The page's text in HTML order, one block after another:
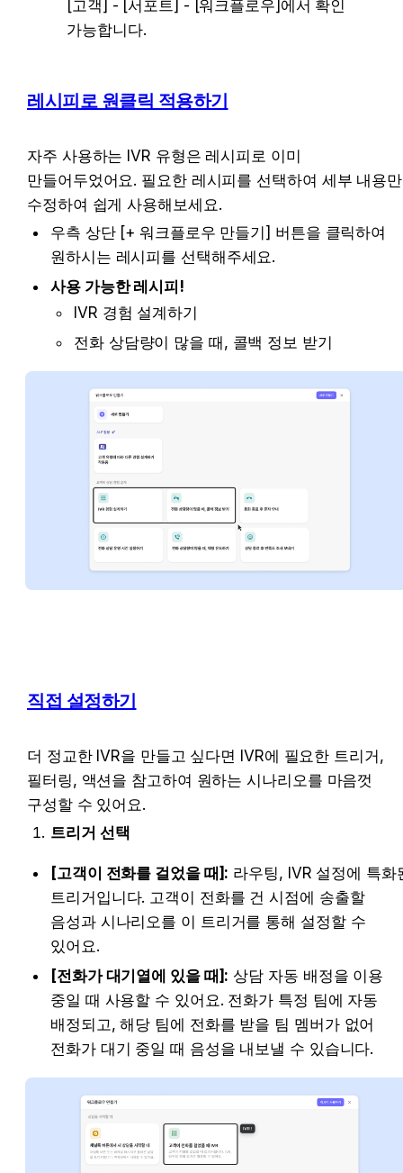
[고객] - [서포트] - [워크플로우]에서 확인
가능합니다.
레시피로 원클릭 적용하기
자주 사용하는 IVR 유형은 레시피로 이미
만들어두었어요. 필요한 레시피를 선택하여 세부 내용만
수정하여 쉽게 사용해보세요.
우측 상단 [+ 워크플로우 만들기] 버튼을 클릭하여
원하시는 레시피를 선택해주세요.
사용 가능한 레시피!
IVR 경험 설계하기
전화 상담량이 많을 때, 콜백 정보 받기
직접 설정하기
더 정교한 IVR을 만들고 싶다면 IVR에 필요한 트리거,
필터링, 액션을 참고하여 원하는 시나리오를 마음껏
구성할 수 있어요.
트리거 선택
[고객이 전화를 걸었을 때]: 라우팅, IVR 설정에 특화
트리거입니다. 고객이 전화를 건 시점에 송출할
음성과 시나리오를 이 트리거를 통해 설정할 수
있어요.
[전화가 대기열에 있을 때]: 상담 자동 배정을 이용
중일 때 사용할 수 있어요. 전화가 특정 팀에 자동
배정되고, 해당 팀에 전화를 받을 팀 멤버 가 없어
전화가 대기 중일 때 음성을 내보낼 수 있습니다.